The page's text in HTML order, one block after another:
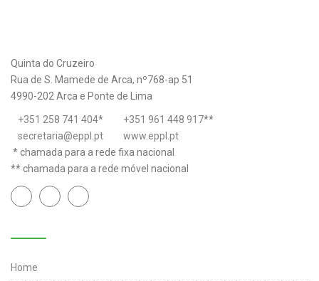
Quinta do Cruzeiro
Rua de S. Mamede de Arca, nº768-ap 51
4990-202 Arca e Ponte de Lima
+351 258 741 404* +351 961 448 917**
secretaria@eppl.pt
www.eppl.pt
* chamada para a rede fixa nacional
** chamada para a rede móvel nacional
Home